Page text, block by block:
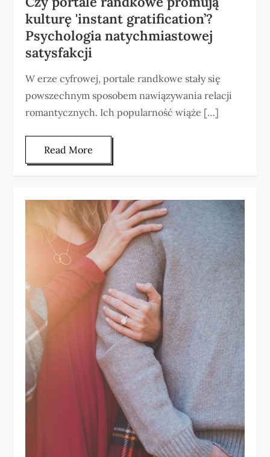
kulturę 'instant gratification’?
Psychologia natychmiastowej
satysfakcji
W erze cyfrowej, portale randkowe stały się
powszechnym sposobem nawiązywania relacji
romantycznych. Ich popularność wiąże […]
Read More